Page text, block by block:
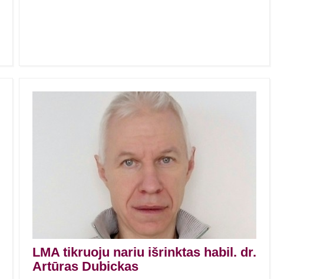
LMA tikruoju nariu išrinktas habil. dr.
Artūras Dubickas